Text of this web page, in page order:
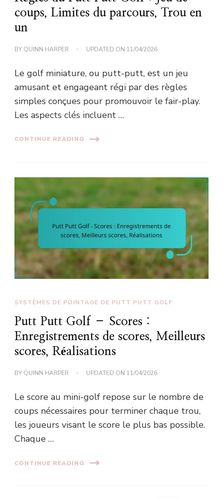
coups, Limites du parcours, Trou en
un
BY QUINN HARPER UPDATED ON 11/04/2026
Le golf miniature, ou putt-putt, est un jeu
amusant et engageant régi par des règles
simples conçues pour promouvoir le fair-play.
Les aspects clés incluent …
CONTINUE READING
SYSTÈMES DE POINTAGE DE PUTT PUTT GOLF
Putt Putt Golf – Scores :
Enregistrements de scores, Meilleurs
scores, Réalisations
BY QUINN HARPER UPDATED ON 11/04/2026
Le score au mini-golf repose sur le nombre de
coups nécessaires pour terminer chaque trou,
les joueurs visant le score le plus bas possible.
Chaque …
CONTINUE READING